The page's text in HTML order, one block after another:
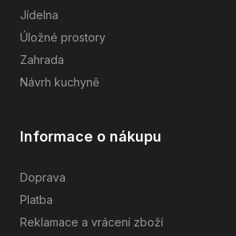
Jídelna
Úložné prostory
Zahrada
Návrh kuchyně
Informace o nákupu
Doprava
Platba
Reklamace a vrácení zboží